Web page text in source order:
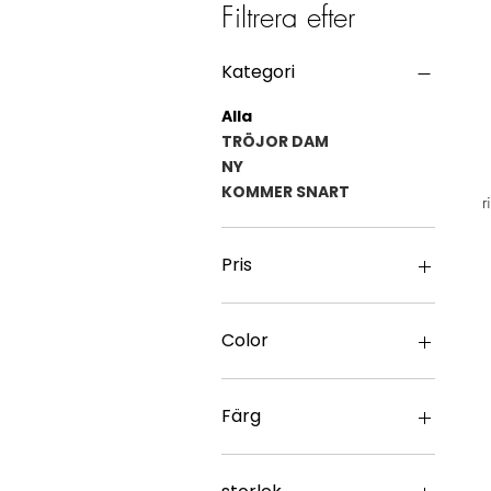
Filtrera efter
Kategori
Alla
TRÖJOR DAM
NY
KOMMER SNART
Pris
18 €
Color
Färg